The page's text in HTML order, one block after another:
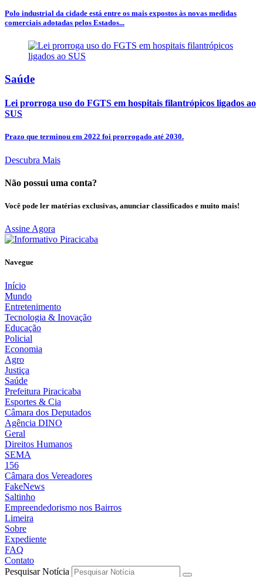
Polo industrial da cidade está entre os mais expostos às novas medidas
comerciais adotadas pelos Estados...
Saúde
Lei prorroga uso do FGTS em hospitais filantrópicos ligados ao
SUS
Prazo que terminou em 2022 foi prorrogado até 2030.
Descubra Mais
Não possui uma conta?
Você pode ler matérias exclusivas, anunciar classificados e muito mais!
Assine Agora
Navegue
Início
Mundo
Entretenimento
Tecnologia & Inovação
Educação
Policial
Economia
Agro
Justiça
Saúde
Prefeitura Piracicaba
Esportes & Cia
Câmara dos Deputados
Agência DINO
Geral
Direitos Humanos
SEMA
156
Câmara dos Vereadores
FakeNews
Saltinho
Empreendedorismo nos Bairros
Limeira
Sobre
Expediente
FAQ
Contato
Pesquisar Notícia